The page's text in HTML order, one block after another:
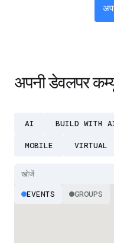
अपनी डेवलपर
AI BUILD WITH
MOBILE VIRTUAL
EVENTS GROUPS